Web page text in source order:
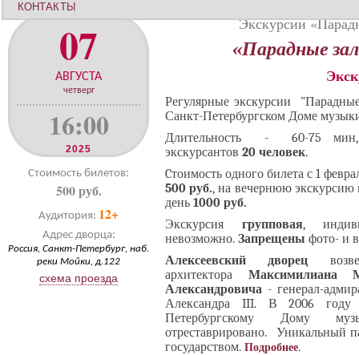
07
АВГУСТА
четверг
16:00
2025
Стоимость билетов:
500 руб.
Аудитория: 12+
Адрес дворца:
Россия, Санкт-Петербург, наб.
реки Мойки, д.122
схема проезда
Экскурсии
«Парадные
Регулярные экскурсии
Санкт-Петербургском Доме
Длительность - 60-75 мин,
экскурсантов 20 человек.
Cтоимость одного билета с 1
500 руб., на вечернюю экскурсию
день 1000 руб.
Экскурсия групповая,
невозможно. Запрещены фото- и
Алексеевский дворец
архитектора Максимилиана
Александровича - генерал-
Александра III. В 2006 году
Петербургскому Дому
отреставрировано. Уникальный
государством. Подробнее.
КОНТАКТЫ